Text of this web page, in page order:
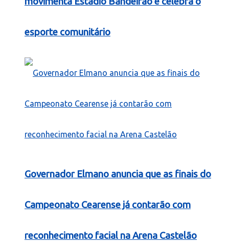
esporte comunitário
Governador Elmano anuncia que as finais do
Campeonato Cearense já contarão com
reconhecimento facial na Arena Castelão